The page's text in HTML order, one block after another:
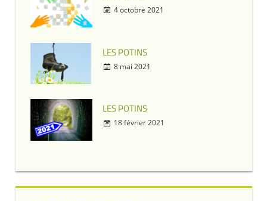
4 octobre 2021
LES POTINS
8 mai 2021
LES POTINS
18 février 2021